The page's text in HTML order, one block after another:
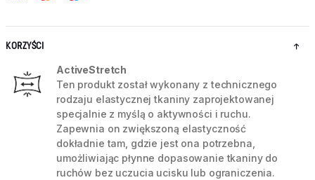
KORZYŚCI
ActiveStretch
Ten produkt został wykonany z technicznego
rodzaju elastycznej tkaniny zaprojektowanej
specjalnie z myślą o aktywności i ruchu.
Zapewnia on zwiększoną elastyczność
dokładnie tam, gdzie jest ona potrzebna,
umożliwiając płynne dopasowanie tkaniny do
ruchów bez uczucia ucisku lub ograniczenia.